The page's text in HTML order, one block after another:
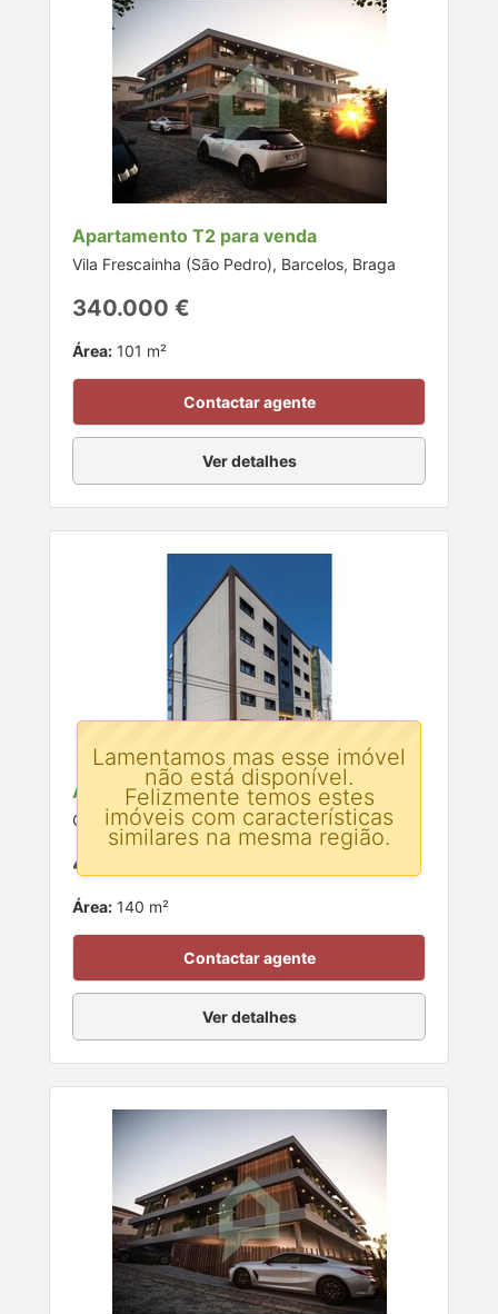
Apartamento T2 para venda
Vila Frescainha (São Pedro), Barcelos, Braga
340.000 €
Área: 101 m²
Contactar agente
Ver detalhes
Apartamento T3 para venda
Celeiros, Braga
415.000 €
Área: 140 m²
Contactar agente
Ver detalhes
Lamentamos mas esse imóvel
não está disponível.
Felizmente temos estes
imóveis com características
similares na mesma região.